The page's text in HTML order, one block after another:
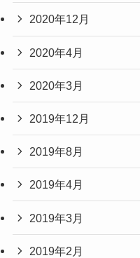
2020年12月
2020年4月
2020年3月
2019年12月
2019年8月
2019年4月
2019年3月
2019年2月